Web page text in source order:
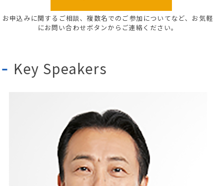
お申込みに関するご相談、複数名でのご参加についてなど、 お気軽
にお問い合わせボタンからご連絡ください。
Key Speakers